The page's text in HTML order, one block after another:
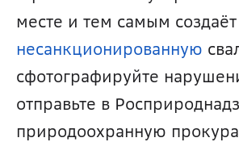
несанкционированную
сфотографируйте
отправьте в
природоохранную